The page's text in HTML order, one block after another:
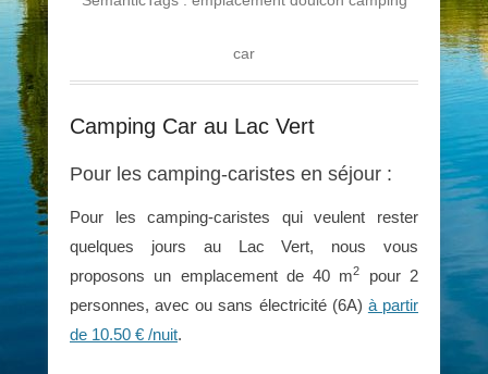
car
Camping Car au Lac Vert
Pour les camping-caristes en séjour :
Pour les camping-caristes qui veulent rester
quelques jours au Lac Vert, nous vous
proposons un emplacement de 40 m2
pour 2
personnes, avec ou sans électricité (6A) à partir
de 10.50 € /nuit.